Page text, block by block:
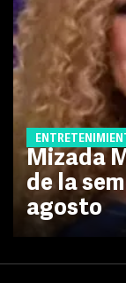
Mizada
de la
agosto